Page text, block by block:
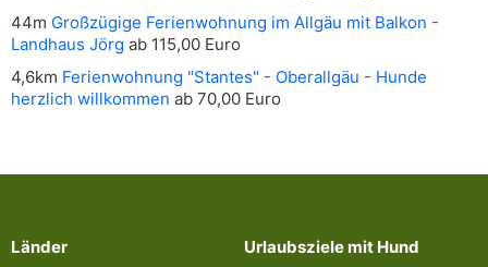
44m Großzügige Ferienwohnung im Allgäu mit Balkon -
Landhaus Jörg ab 115,00 Euro
4,6km Ferienwohnung "Stantes" - Oberallgäu - Hunde
herzlich willkommen ab 70,00 Euro
Länder Urlaubsziele mit Hund